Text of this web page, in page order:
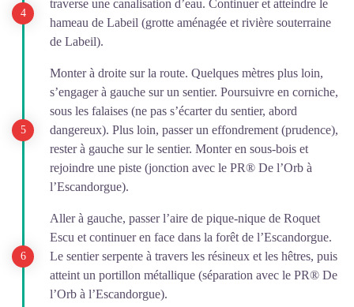
traverse une canalisation d’eau. Continuer et atteindre le
hameau de Labeil (grotte aménagée et rivière souterraine
de Labeil).
Monter à droite sur la route. Quelques mètres plus loin,
s’engager à gauche sur un sentier. Poursuivre en corniche,
sous les falaises (ne pas s’écarter du sentier, abord
dangereux). Plus loin, passer un effondrement (prudence),
rester à gauche sur le sentier. Monter en sous-bois et
rejoindre une piste (jonction avec le PR® De l’Orb à
l’Escandorgue).
Aller à gauche, passer l’aire de pique-nique de Roquet
Escu et continuer en face dans la forêt de l’Escandorgue.
Le sentier serpente à travers les résineux et les hêtres, puis
atteint un portillon métallique (séparation avec le PR® De
l’Orb à l’Escandorgue).